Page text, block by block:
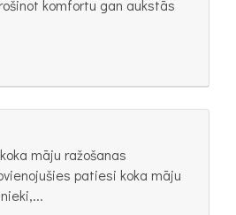
komfortu gan aukstās
māju ražošanas
patiesi koka māju